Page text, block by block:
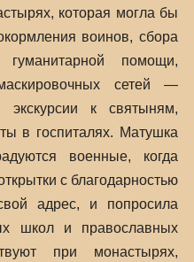
которая могла бы
воинов, сбора
помощи,
сетей —
экскурсии к святыням,
в госпиталях. Матушка
военные, когда
с благодарностью
адрес, и попросила
школ и православных
при монастырях,